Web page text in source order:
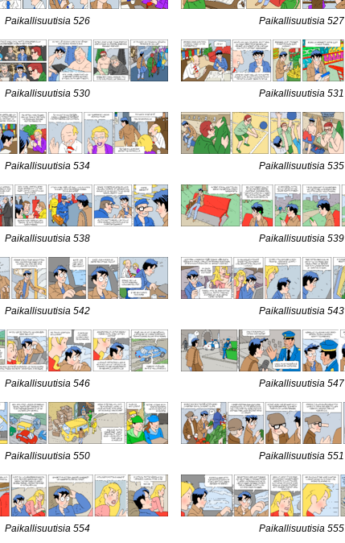
Paikallisuutisia 526 Paikallisuutisia 527
Paikallisuutisia 530 Paikallisuutisia 531
Paikallisuutisia 534 Paikallisuutisia 535
Paikallisuutisia 538 Paikallisuutisia 539
Paikallisuutisia 542 Paikallisuutisia 543
Paikallisuutisia 546 Paikallisuutisia 547
Paikallisuutisia 550 Paikallisuutisia 551
Paikallisuutisia 554 Paikallisuutisia 555